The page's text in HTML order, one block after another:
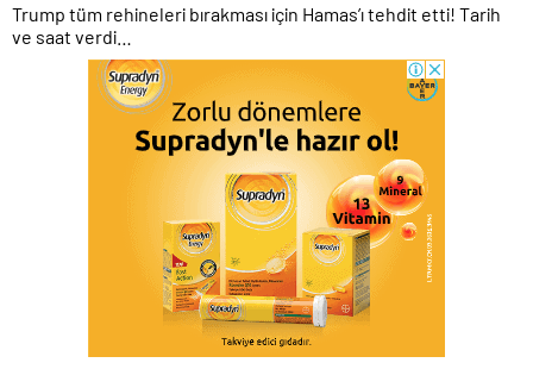
Trump tüm rehineleri bırakması için Hamas’ı tehdit etti! Tarih
ve saat verdi…